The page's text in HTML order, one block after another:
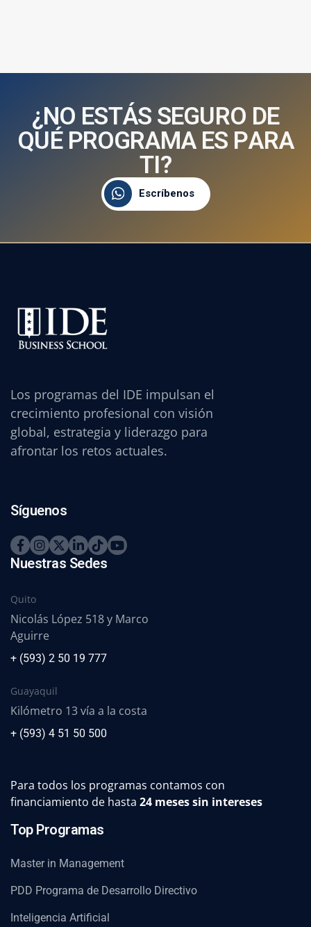
¿NO ESTÁS SEGURO DE
QUÉ PROGRAMA ES PARA
TI?
Escríbenos
Los programas del IDE impulsan el
crecimiento profesional con visión
global, estrategia y liderazgo para
afrontar los retos actuales.
Síguenos
Nuestras Sedes
Quito
Nicolás López 518 y Marco
Aguirre
+ (593) 2 50 19 777
Guayaquil
Kilómetro 13 vía a la costa
+ (593) 4 51 50 500
Para todos los programas contamos con
financiamiento de hasta 24 meses sin intereses
Top Programas
Master in Management
PDD Programa de Desarrollo Directivo
Inteligencia Artificial